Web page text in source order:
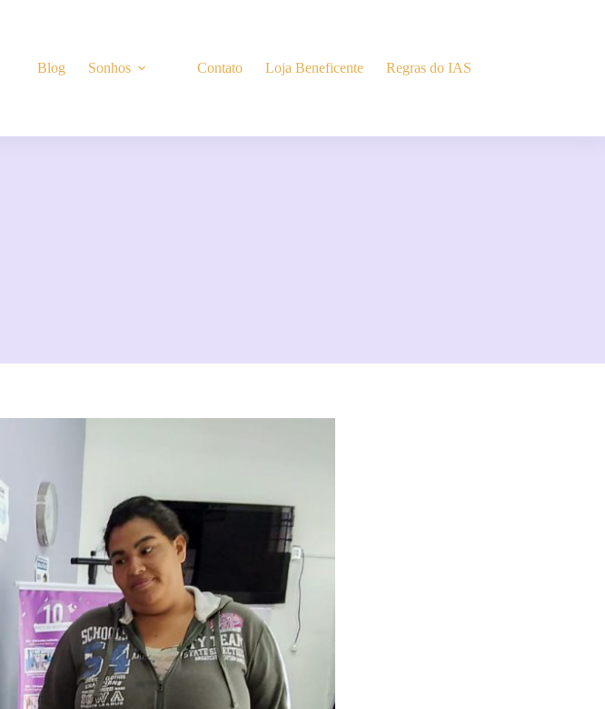
Blog Sonhos Contato Loja Beneficente Regras do IAS